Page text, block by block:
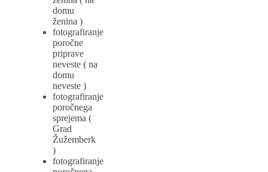
domu
ženina )
fotografiranje
poročne
priprave
neveste ( na
domu
neveste )
fotografiranje
poročnega
sprejema (
Grad
Žužemberk
)
fotografiranje